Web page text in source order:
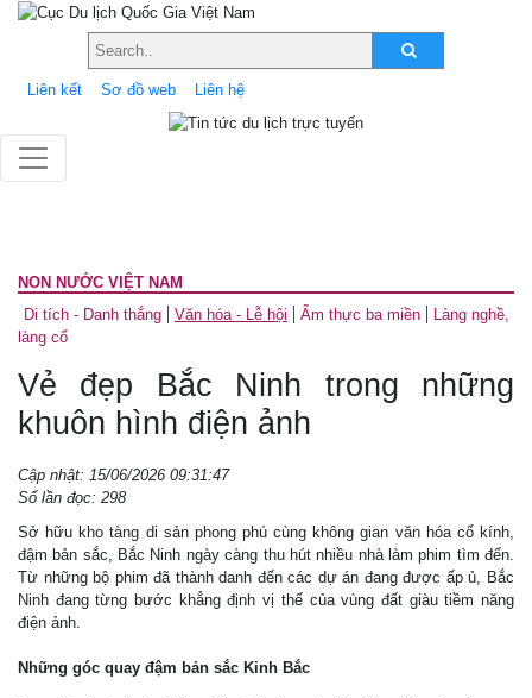
Liên kết Sơ đồ web Liên hệ
NON NƯỚC VIỆT NAM
Di tích - Danh thắng
Văn hóa - Lễ hội Ẩm thực ba miền
Làng nghề,
làng cổ
Vẻ đẹp Bắc Ninh trong những
khuôn hình điện ảnh
Cập nhật: 15/06/2026 09:31:47
Số lần đọc: 298
Sở hữu kho tàng di sản phong phú cùng không gian văn hóa cổ kính,
đậm bản sắc, Bắc Ninh ngày càng thu hút nhiều nhà làm phim tìm đến.
Từ những bộ phim đã thành danh đến các dự án đang được ấp ủ, Bắc
Ninh đang từng bước khẳng định vị thế của vùng đất giàu tiềm năng
điện ảnh.
Những góc quay đậm bản sắc Kinh Bắc